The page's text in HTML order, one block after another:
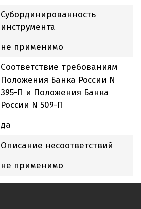
Субординированность
инструмента
не применимо
Соответствие требованиям
Положения Банка России N
395-П и Положения Банка
России N 509-П
да
Описание несоответствий
не применимо